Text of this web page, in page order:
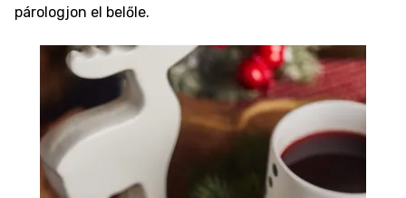
párologjon el belőle.